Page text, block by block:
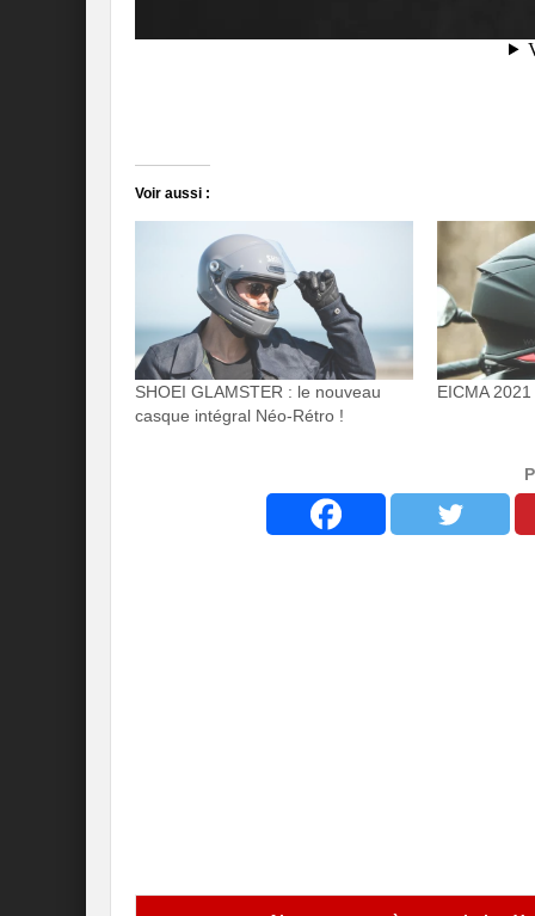
Voir aussi :
SHOEI GLAMSTER : le nouveau
casque intégral Néo-Rétro !
EICMA